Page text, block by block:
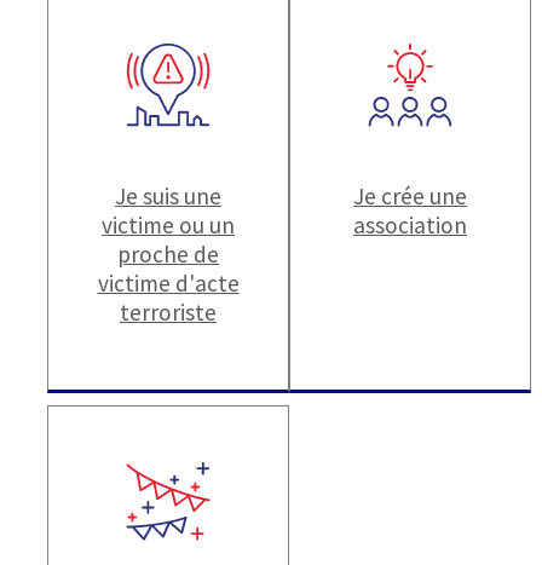
Je suis une
victime ou un
proche de
victime d'acte
terroriste
Je crée une
association